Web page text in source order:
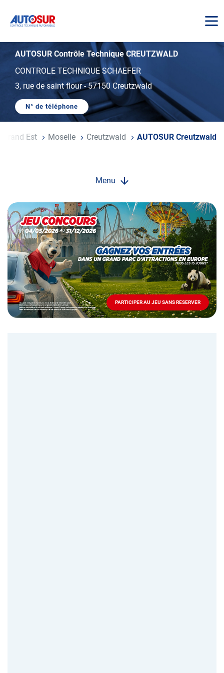
AUTOSUR
AUTOSUR Contrôle Technique CREUTZWALD
CONTROLE TECHNIQUE SCHAEFER
3, rue de saint flour-57150 Creutzwald
N° de téléphone
AFFICHER
DE
TÉLÉPHONE
Grand Est Moselle Creutzwald AUTOSUR Creutzwald
Menu
Opération
spéciale
Mai
-
Décembre
2026
Locations
PARTICIPER AU JEU SANS RESERVER
PARTICIPER
AU
JEU